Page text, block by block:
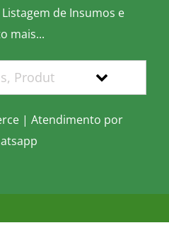
de Insumos e
mais...
|Atendimento por